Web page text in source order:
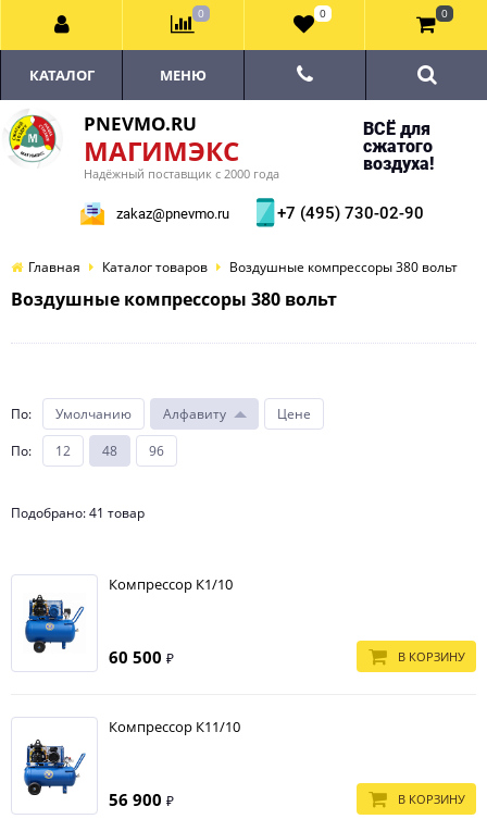
PNEVMO.RU
МАГИМЭКС
Надёжный поставщик с 2000 года
ВСЁ для
сжатого
воздуха!
zakaz@pnevmo.ru +7 (495) 730-02-90
КАТАЛОГ МЕНЮ
Главная Каталог товаров Воздушные компрессоры 380 вольт
Воздушные компрессоры 380 вольт
По: Умолчанию Алфавиту
Цене
По: 12 48 96
Подобрано: 41 товар
Компрессор К1/10
60 500 ₽ В КОРЗИНУ
Компрессор К11/10
56 900 ₽ В КОРЗИНУ
0 0 0